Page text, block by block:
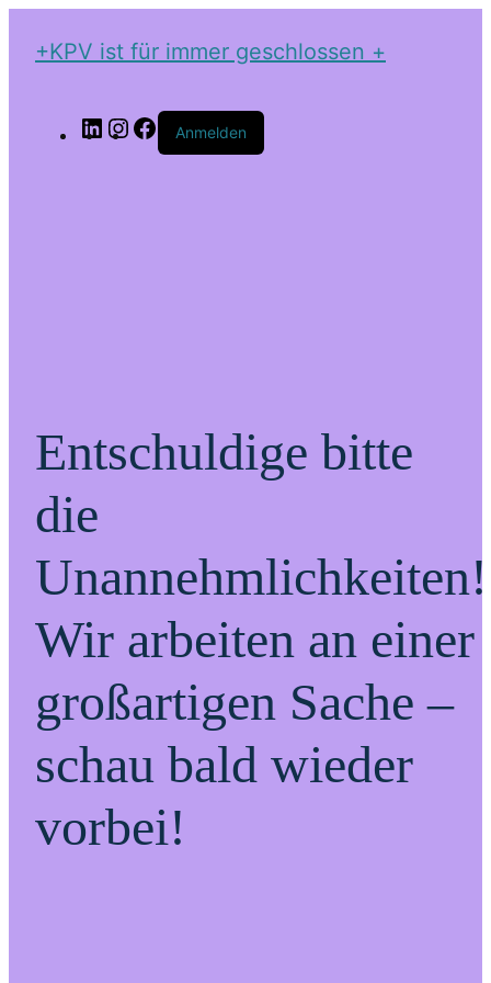
+KPV ist für immer geschlossen +
LinkedInInstagram
Facebook
Anmelden
Entschuldige bitte
die
Unannehmlichkeiten!
Wir arbeiten an einer
großartigen Sache –
schau bald wieder
vorbei!